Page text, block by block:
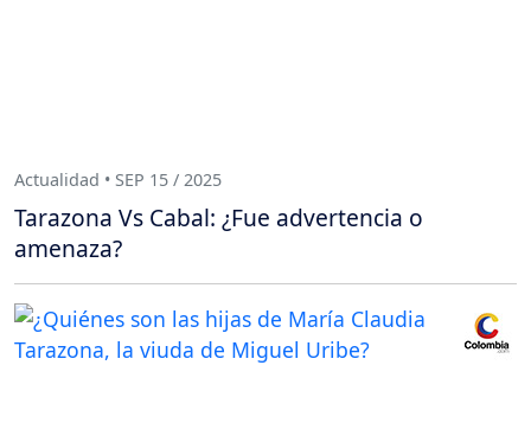
Actualidad • SEP 15 / 2025
Tarazona Vs Cabal: ¿Fue advertencia o
amenaza?